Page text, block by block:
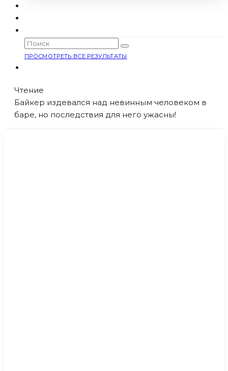
ПРОСМОТРЕТЬ ВСЕ РЕЗУЛЬТАТЫ
Чтение
Байкер издевался над невинным человеком в
баре, но последствия для него ужасны!